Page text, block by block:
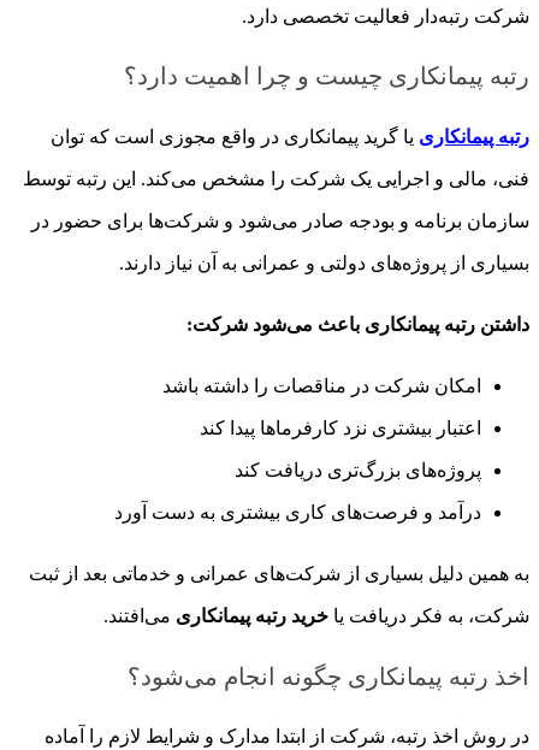
شرکت رتبه‌دار فعالیت تخصصی دارد.
رتبه پیمانکاری چیست و چرا اهمیت دارد؟
رتبه پیمانکاری یا گرید پیمانکاری در واقع مجوزی است که توان
فنی، مالی و اجرایی یک شرکت را مشخص می‌کند. این رتبه توسط
سازمان برنامه و بودجه صادر می‌شود و شرکت‌ها برای حضور در
بسیاری از پروژه‌های دولتی و عمرانی به آن نیاز دارند.
داشتن رتبه پیمانکاری باعث می‌شود شرکت:
امکان شرکت در مناقصات را داشته باشد
اعتبار بیشتری نزد کارفرماها پیدا کند
پروژه‌های بزرگ‌تری دریافت کند
درآمد و فرصت‌های کاری بیشتری به دست آورد
به همین دلیل بسیاری از شرکت‌های عمرانی و خدماتی بعد از ثبت
شرکت، به فکر دریافت یا خرید رتبه پیمانکاری می‌افتند.
اخذ رتبه پیمانکاری چگونه انجام می‌شود؟
در روش اخذ رتبه، شرکت از ابتدا مدارک و شرایط لازم را آماده